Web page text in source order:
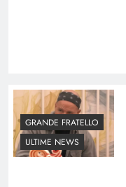
GRANDE FRATELLO
ULTIME NEWS